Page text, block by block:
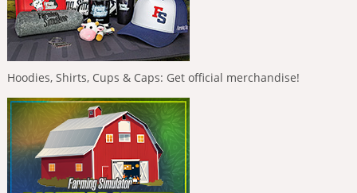
Hoodies, Shirts, Cups & Caps: Get official merchandise!